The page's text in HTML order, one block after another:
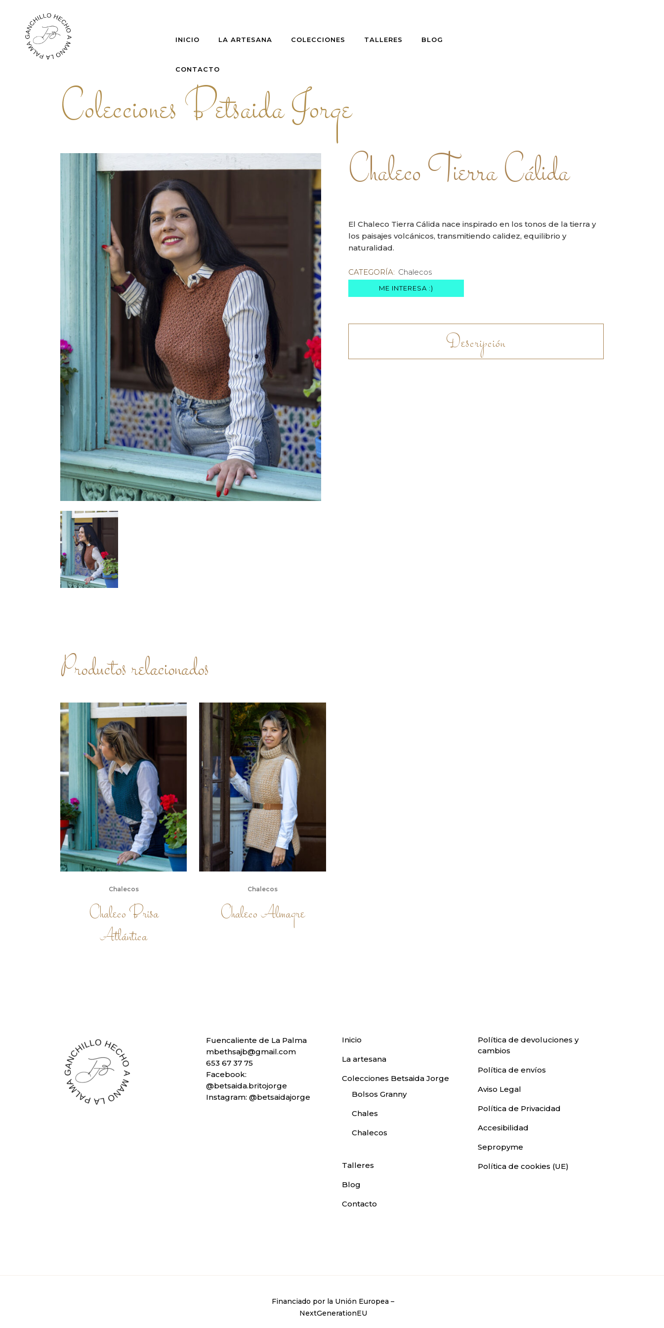
INICIO LA ARTESANA COLECCIONES TALLERES BLOG
CONTACTO
Colecciones Betsaida Jorge
Chaleco Tierra Cálida
El Chaleco Tierra Cálida nace inspirado en los tonos de la tierra y
los paisajes volcánicos, transmitiendo calidez, equilibrio y
naturalidad.
CATEGORÍA: Chalecos
ME INTERESA :)
Descripción
Productos relacionados
Chalecos
Chaleco Brisa
Atlántica
Chalecos
Chaleco Almagre
Fuencaliente de La Palma
mbethsajb@gmail.com
653 67 37 75
Facebook:
@betsaida.britojorge
Instagram: @betsaidajorge
Inicio
La artesana
Colecciones Betsaida Jorge
Bolsos Granny
Chales
Chalecos
Talleres
Blog
Contacto
Política de devoluciones y
cambios
Política de envíos
Aviso Legal
Política de Privacidad
Accesibilidad
Sepropyme
Política de cookies (UE)
Financiado por la Unión Europea –
NextGenerationEU